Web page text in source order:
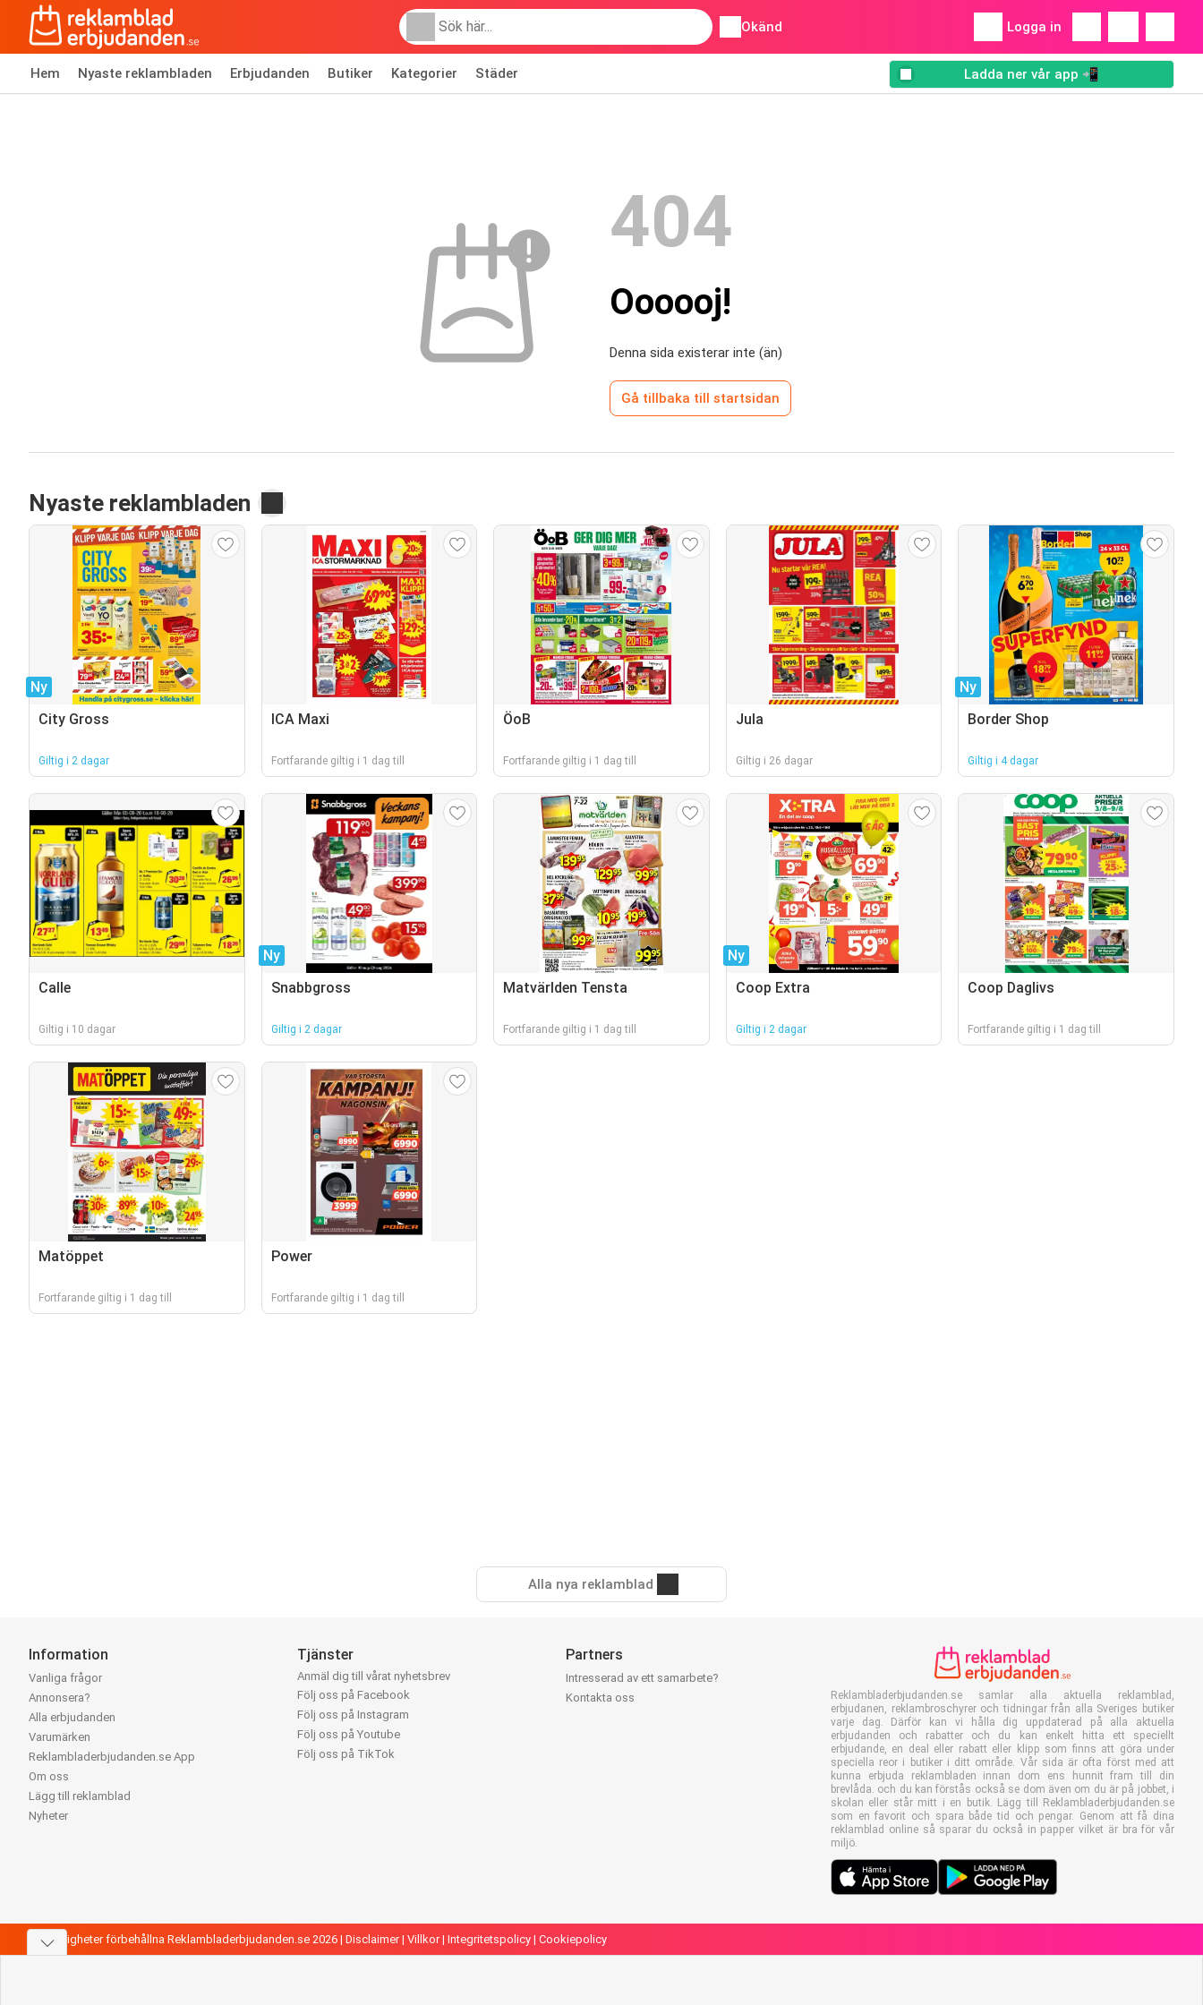
Okänd Logga in
Hem Nyaste reklambladen Erbjudanden Butiker Kategorier Städer Ladda ner vår app 📲
404
Oooooj!
Denna sida existerar inte (än)
Gå tillbaka till startsidan
Nyaste reklambladen
Ny
City Gross
Giltig i 2 dagar
ICA Maxi
Fortfarande giltig i 1 dag till
ÖoB
Fortfarande giltig i 1 dag till
Jula
Giltig i 26 dagar
Ny
Border Shop
Giltig i 4 dagar
Calle
Giltig i 10 dagar
Ny
Snabbgross
Giltig i 2 dagar
Matvärlden Tensta
Fortfarande giltig i 1 dag till
Ny
Coop Extra
Giltig i 2 dagar
Coop Daglivs
Fortfarande giltig i 1 dag till
Matöppet
Fortfarande giltig i 1 dag till
Power
Fortfarande giltig i 1 dag till
Alla nya reklamblad
Information
Vanliga frågor
Annonsera?
Alla erbjudanden
Varumärken
Reklambladerbjudanden.se App
Om oss
Lägg till reklamblad
Nyheter
Tjänster
Anmäl dig till vårat nyhetsbrev
Följ oss på Facebook
Följ oss på Instagram
Följ oss på Youtube
Följ oss på TikTok
Partners
Intresserad av ett samarbete?
Kontakta oss
Reklambladerbjudanden.se samlar alla aktuella reklamblad,
erbjudanen, reklambroschyrer och tidningar från alla Sveriges butiker
varje dag. Därför kan vi hålla dig uppdaterad på alla aktuella
erbjudanden och rabatter och du kan enkelt hitta ett speciellt
erbjudande, en deal eller rabatt eller klipp som finns att göra under
speciella reor i butiker i ditt område. Vår sida är ofta först med att
kunna erbjuda reklambladen innan dom ens hunnit fram till din
brevlåda. och du kan förstås också se dom även om du är på jobbet, i
skolan eller står mitt i en butik. Lägg till Reklambladerbjudanden.se
som en favorit och spara både tid och pengar. Genom att få dina
reklamblad online så sparar du också in papper vilket är bra för vår
miljö.
Alla rättigheter förbehållna Reklambladerbjudanden.se 2026 | Disclaimer| Villkor| Integritetspolicy | Cookiepolicy